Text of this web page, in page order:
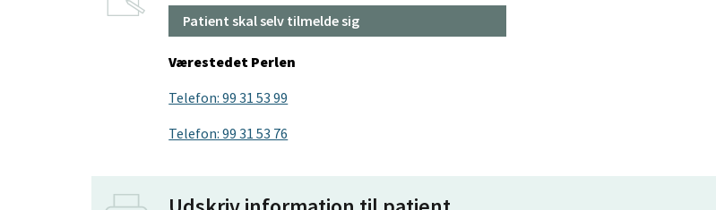
Patient skal selv tilmelde sig
Værestedet Perlen
Telefon: 99 31 53 99
Telefon: 99 31 53 76